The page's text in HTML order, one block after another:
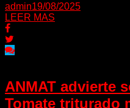
admin19/08/2025
LEER MAS
ANMAT advierte
Tomate triturado